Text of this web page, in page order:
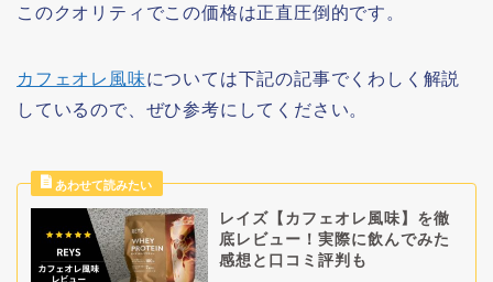
このクオリティでこの価格は正直圧倒的です。
カフェオレ風味については下記の記事でくわしく解説
しているので、ぜひ参考にしてください。
レイズ【カフェオレ風味】を徹
底レビュー！実際に飲んでみた
感想と口コミ評判も